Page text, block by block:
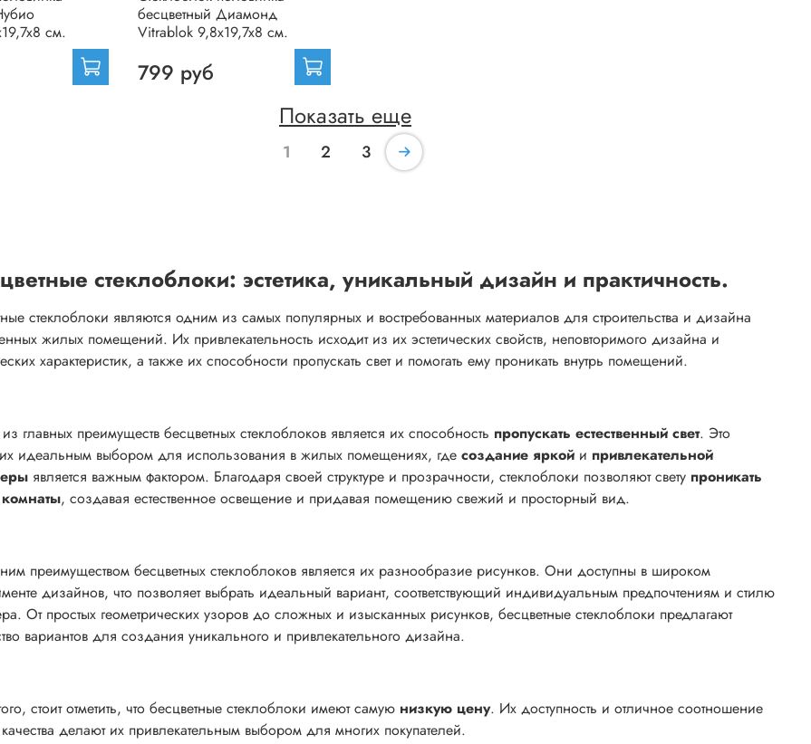
см.
бесцветный Диамонд
Vitrablok 9,8x19,7x8 см.
799 руб
Показать еще
1 2 3
стеклоблоки: эстетика, уникальный дизайн и практичность.
стеклоблоки являются одним из самых популярных и востребованных материалов для строительства и дизайна
жилых помещений. Их привлекательность исходит из их эстетических свойств, неповторимого дизайна и
характеристик, а также их способности пропускать свет и помогать ему проникать внутрь помещений.
главных преимуществ бесцветных стеклоблоков является их способность пропускать естественный свет. Это
идеальным выбором для использования в жилых помещениях, где создание яркойи привлекательной
является важным фактором. Благодаря своей структуре и прозрачности, стеклоблоки позволяют свету проникать
комнаты, создавая естественное освещение и придавая помещению свежий и просторный вид.
преимуществом бесцветных стеклоблоков является их разнообразие рисунков. Они доступны в широком
дизайнов, что позволяет выбрать идеальный вариант, соответствующий индивидуальным предпочтениям и стилю
От простых геометрических узоров до сложных и изысканных рисунков, бесцветные стеклоблоки предлагают
вариантов для создания уникального и привлекательного дизайна.
стоит отметить, что бесцветные стеклоблоки имеют самую низкую цену. Их доступность и отличное соотношение
делают их привлекательным выбором для многих покупателей.